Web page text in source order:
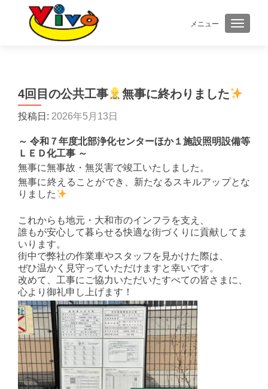
メニュー ナビゲ
4回目の公共工事 無事に終わりました
投稿日: 2026年5月13日
～ 令和７年度北部浄化センターほか１施設照明設備等
ＬＥＤ化工事 ～
無事に無事故・無災害で竣工いたしました。
無事に終えることができ、新たなるスキルアップとな
りました
これからも地元・大和市のインフラを支え、
誰もが安心して暮らせる快適な街づくりに貢献してま
いります。
街中で弊社の作業車やスタッフを見かけた際は、
ぜひ温かく見守っていただけますと幸いです。
改めて、工事にご協力いただいたすべての皆さまに、
心より御礼申し上げます！